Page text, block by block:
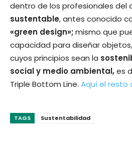
dentro de los profesionales del
sustentable, antes conocido
«green design»;mismo que
capacidad para diseñar
cuyos principios sean la
social y medio ambiental,es
Triple Bottom Line. Aquí el resto
TAGS Sustentabilidad